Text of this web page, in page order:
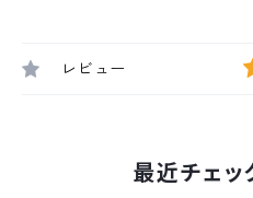
レビュー
最近チェッ